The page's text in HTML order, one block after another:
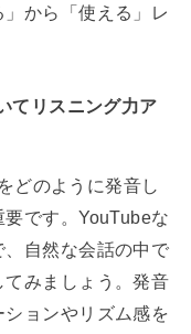
から「使える」レ
てリスニング力ア
どのように発音し
です。YouTubeな
自然な会話の中で
みましょう。発音
ョンやリズム感を